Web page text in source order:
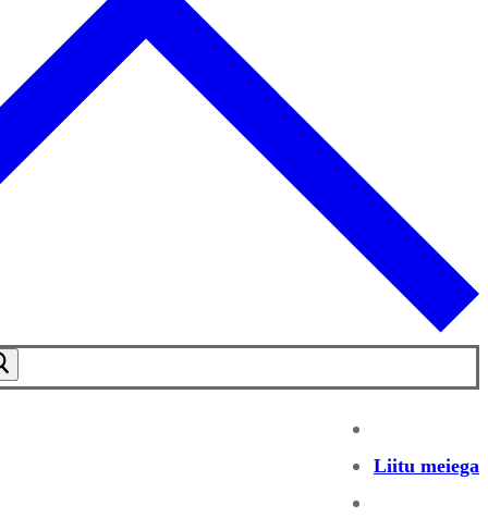
Liitu meiega